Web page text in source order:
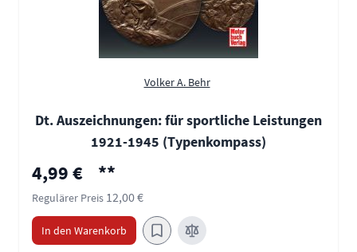
Volker A. Behr
Dt. Auszeichnungen: für sportliche Leistungen
1921-1945 (Typenkompass)
Sonderpreis
4,99 € **
Regulärer Preis 12,00 €
In den Warenkorb